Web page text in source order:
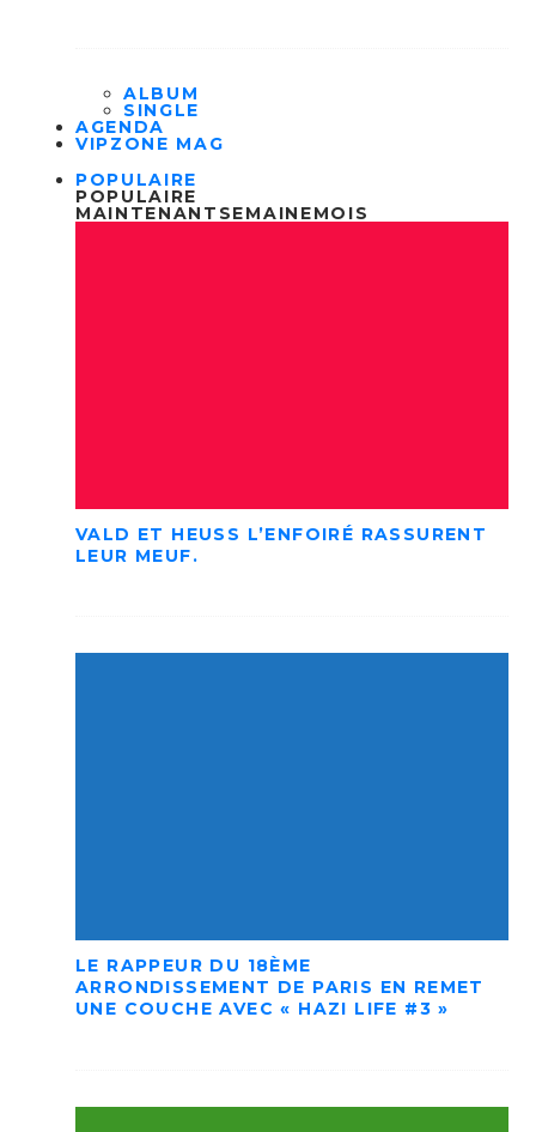
ALBUM
SINGLE
AGENDA
VIPZONE MAG
POPULAIRE
POPULAIRE
MAINTENANT SEMAINEMOIS
VALD ET HEUSS L’ENFOIRÉ RASSURENT
LEUR MEUF.
LE RAPPEUR DU 18ÈME
ARRONDISSEMENT DE PARIS EN REMET
UNE COUCHE AVEC « HAZI LIFE #3 »